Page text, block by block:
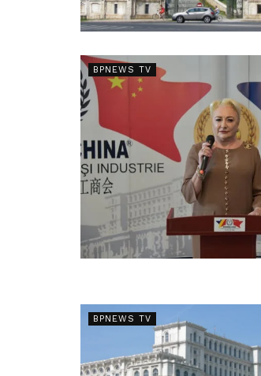
BPNEWS TV
BPNEWS TV